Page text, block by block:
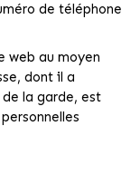
de téléphone
web au moyen
dont il a
la garde, est